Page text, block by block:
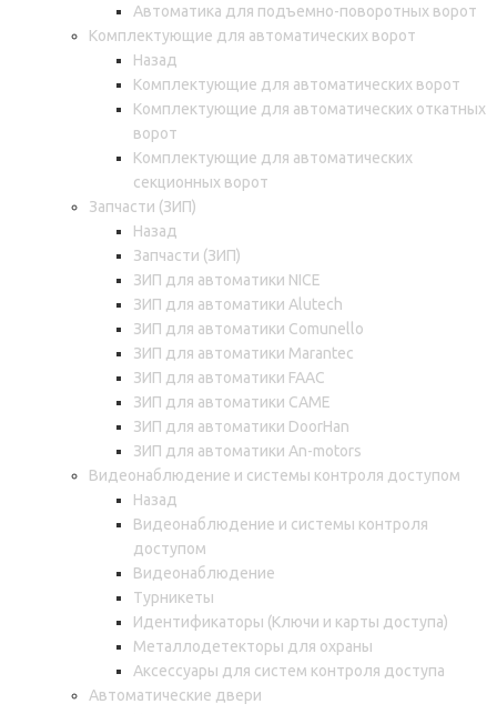
Автоматика для подъемно-поворотных ворот
Комплектующие для автоматических ворот
Назад
Комплектующие для автоматических ворот
Комплектующие для автоматических откатных
ворот
Комплектующие для автоматических
секционных ворот
Запчасти (ЗИП)
Назад
Запчасти (ЗИП)
ЗИП для автоматики NICE
ЗИП для автоматики Alutech
ЗИП для автоматики Comunello
ЗИП для автоматики Marantec
ЗИП для автоматики FAAC
ЗИП для автоматики CAME
ЗИП для автоматики DoorHan
ЗИП для автоматики An-motors
Видеонаблюдение и системы контроля доступом
Назад
Видеонаблюдение и системы контроля
доступом
Видеонаблюдение
Турникеты
Идентификаторы (Ключи и карты доступа)
Металлодетекторы для охраны
Аксессуары для систем контроля доступа
Автоматические двери